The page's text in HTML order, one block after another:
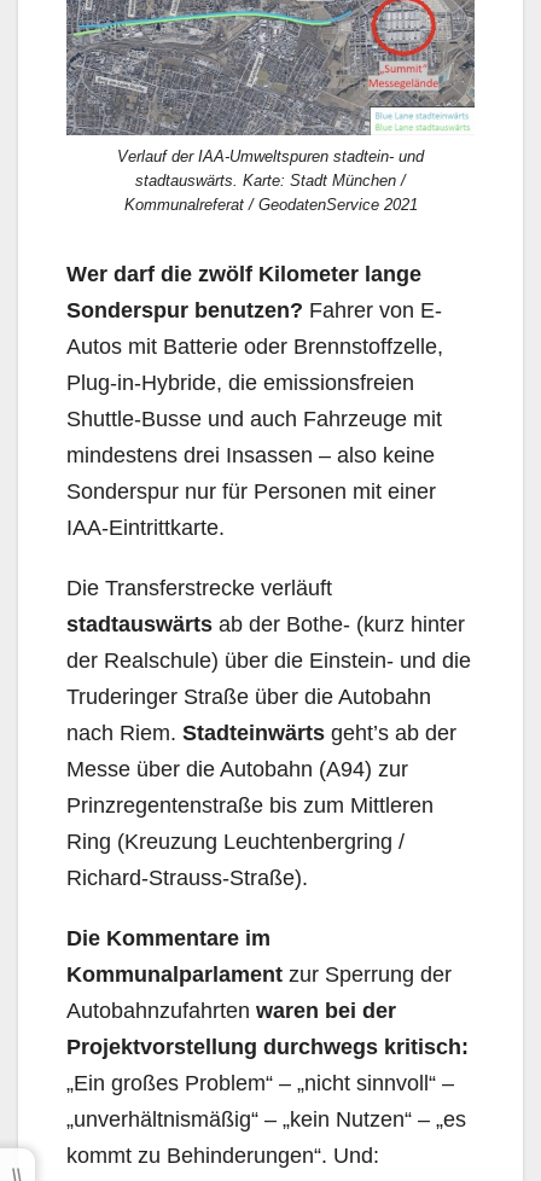
Verlauf der IAA-Umweltspuren stadtein- und
stadtauswärts. Karte: Stadt München /
Kommunalreferat / GeodatenService 2021
Wer darf die zwölf Kilometer lange
Sonderspur benutzen? Fahrer von E-
Autos mit Batterie oder Brennstoffzelle,
Plug-in-Hybride, die emissionsfreien
Shuttle-Busse und auch Fahrzeuge mit
min­destens drei Insassen – also keine
Sonderspur nur für Personen mit einer
IAA-Eintrittkarte.
Die Transferstrecke verläuft
stadtauswärts ab der Bothe- (kurz hinter
der Realschule) über die Ein­stein- und die
Truderinger Straße über die Autobahn
nach Riem. Stadteinwärts geht’s ab der
Mes­se über die Autobahn (A94) zur
Prinzregentenstraße bis zum Mittleren
Ring (Kreuzung Leuchten­bergring /
Richard-Strauss-Straße).
Die Kommentare im
Kommunalparlament zur Sperrung der
Autobahnzufahrten waren bei der
Projektvorstellung durchwegs kritisch:
„Ein großes Problem“ – „nicht sinnvoll“ –
„unverhältnis­mäßig“ – „kein Nutzen“ – „es
kommt zu Behinderungen“. Und: